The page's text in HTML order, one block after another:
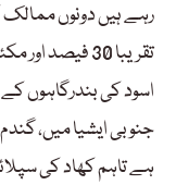
رہے ہیں دونوں
اسود کی بندرگاہوں
جنوبی ایشیا میں،
ہے تاہم کھاد کی